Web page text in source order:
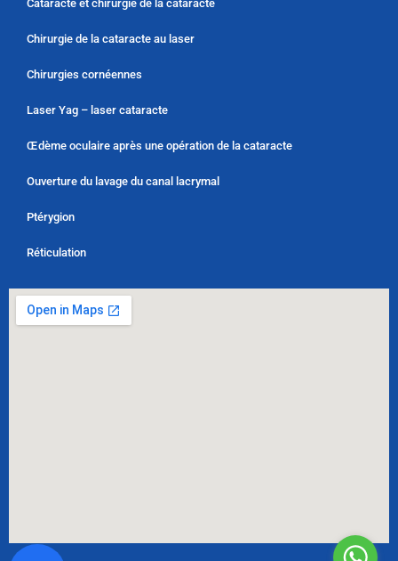
Cataracte et chirurgie de la cataracte
Chirurgie de la cataracte au laser
Chirurgies cornéennes
Laser Yag – laser cataracte
Œdème oculaire après une opération de la cataracte
Ouverture du lavage du canal lacrymal
Ptérygion
Réticulation